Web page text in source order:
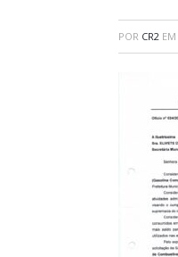
POR CR2 EM